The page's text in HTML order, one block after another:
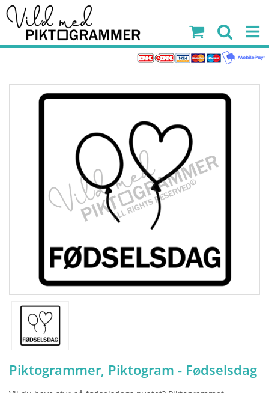
Piktogrammer, Piktogram - Fødselsdag